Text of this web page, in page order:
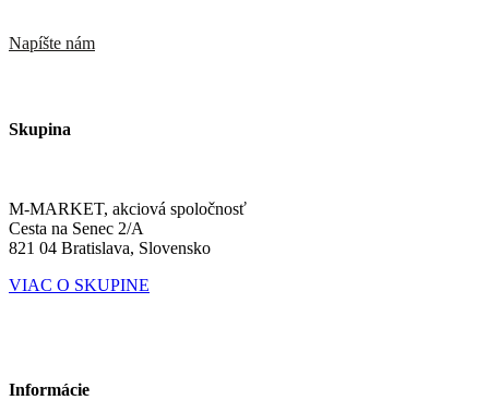
Napíšte nám
Skupina
M-MARKET, akciová spoločnosť
Cesta na Senec 2/A
821 04 Bratislava, Slovensko
VIAC O SKUPINE
Informácie